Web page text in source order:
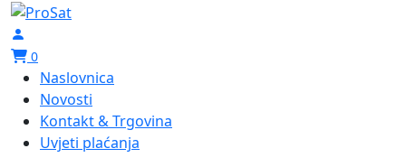
0
Naslovnica
Novosti
Kontakt & Trgovina
Uvjeti plaćanja